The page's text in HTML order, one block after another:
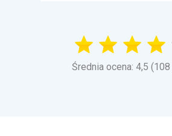
Średnia ocena: 4,5 (108